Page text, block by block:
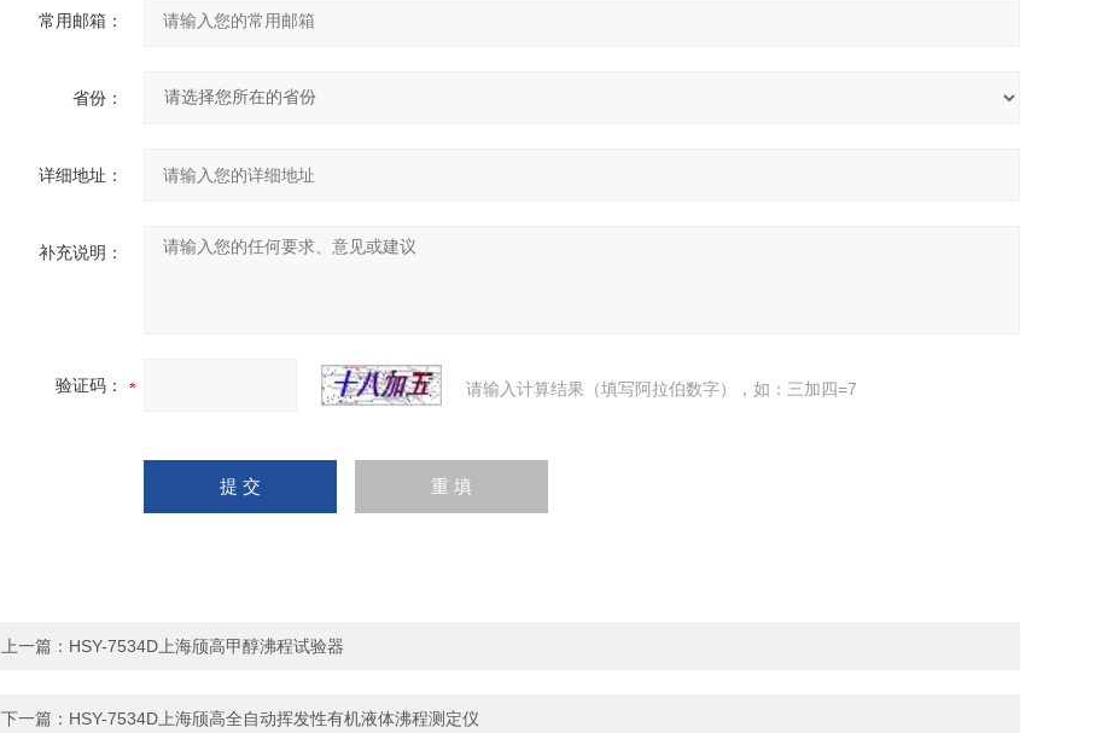
常用邮箱：
省份：
详细地址：
补充说明：
验证码： 请输入计算结果（填写阿拉伯数字），如：三加四=7
上一篇： HSY-7534D上海颀高甲醇沸程试验器
下一篇： HSY-7534D上海颀高全自动挥发性有机液体沸程测定仪